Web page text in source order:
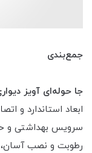
جمع‌بندی
جا حوله‌ای آویز
ابعاد استاندارد و
سرویس بهداشتی و
رطوبت و نصب آسان،